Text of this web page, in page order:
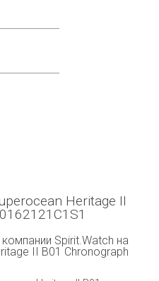
Heritage II
Spirit.Watch на
II B01 Chronograph